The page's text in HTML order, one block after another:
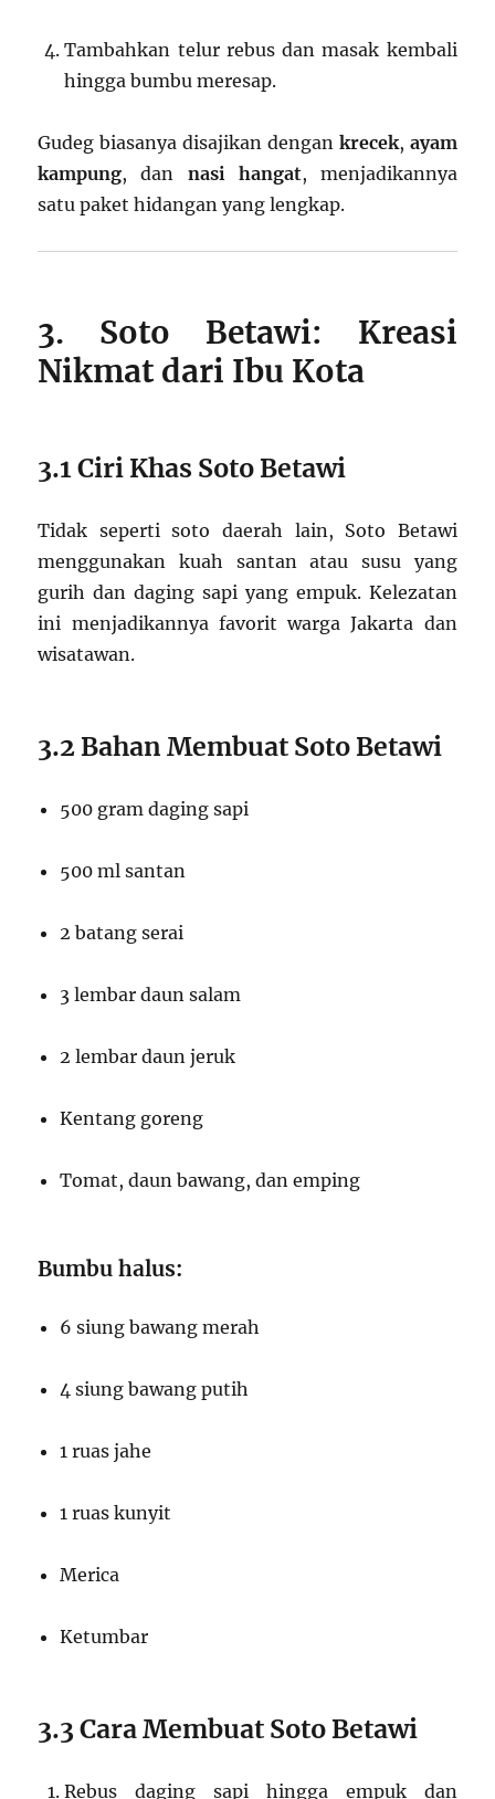
Tambahkan telur rebus dan masak kembali
hingga bumbu meresap.
Gudeg biasanya disajikan dengan krecek, ayam
kampung, dan nasi hangat, menjadikannya
satu paket hidangan yang lengkap.
3. Soto Betawi: Kreasi
Nikmat dari Ibu Kota
3.1 Ciri Khas Soto Betawi
Tidak seperti soto daerah lain, Soto Betawi
menggunakan kuah santan atau susu yang
gurih dan daging sapi yang empuk. Kelezatan
ini menjadikannya favorit warga Jakarta dan
wisatawan.
3.2 Bahan Membuat Soto Betawi
500 gram daging sapi
500 ml santan
2 batang serai
3 lembar daun salam
2 lembar daun jeruk
Kentang goreng
Tomat, daun bawang, dan emping
Bumbu halus:
6 siung bawang merah
4 siung bawang putih
1 ruas jahe
1 ruas kunyit
Merica
Ketumbar
3.3 Cara Membuat Soto Betawi
Rebus daging sapi hingga empuk dan